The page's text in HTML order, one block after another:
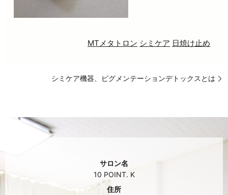
MTメタトロン シミケア 日焼け止め
シミケア機器、ピグメンテーションデトックスとは
サロン名
10 POINT. K
住所